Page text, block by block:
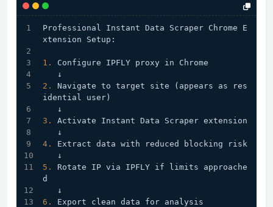
Professional Instant Data Scraper Chrome E
xtension Setup:
1.
Configure IPFLY proxy in Chrome
   ↓
2.
Navigate to target site (appears as res
idential user)
   ↓
3.
Activate Instant Data Scraper extension
   ↓
4.
Extract data with reduced blocking risk
   ↓
5.
Rotate IP via IPFLY if limits approache
d
   ↓
6.
Export clean data for analysis